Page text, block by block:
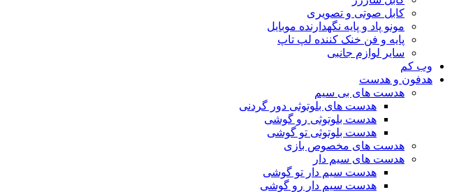
کابل صوتی و تصویری
مونو پاد و پایه نگهدارنده موبایل
پایه و فن خنک کننده لپ تاپ
سایر لوازم جانبی
وب کم
هدفون و هدست
هدست های بی سیم
هدست های بلوتوثی دور گردنی
هدست بلوتوثی رو گوشی
هدست بلوتوثی تو گوشی
هدست های مخصوص بازی
هدست های سیم دار
هدست سیم دار تو گوشی
هدست سیم دار رو گوشی